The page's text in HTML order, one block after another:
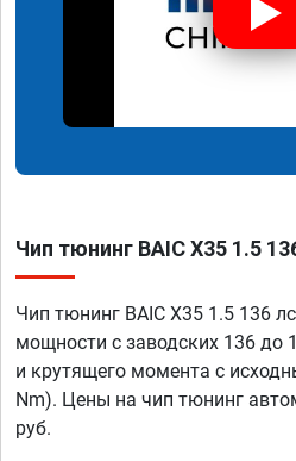
Чип тюнинг BAIC X35 1.5
Чип тюнинг BAIC X35 1.5 136
мощности с заводских 136 до
и крутящего момента с
Nm). Цены на чип тюнинг
руб.